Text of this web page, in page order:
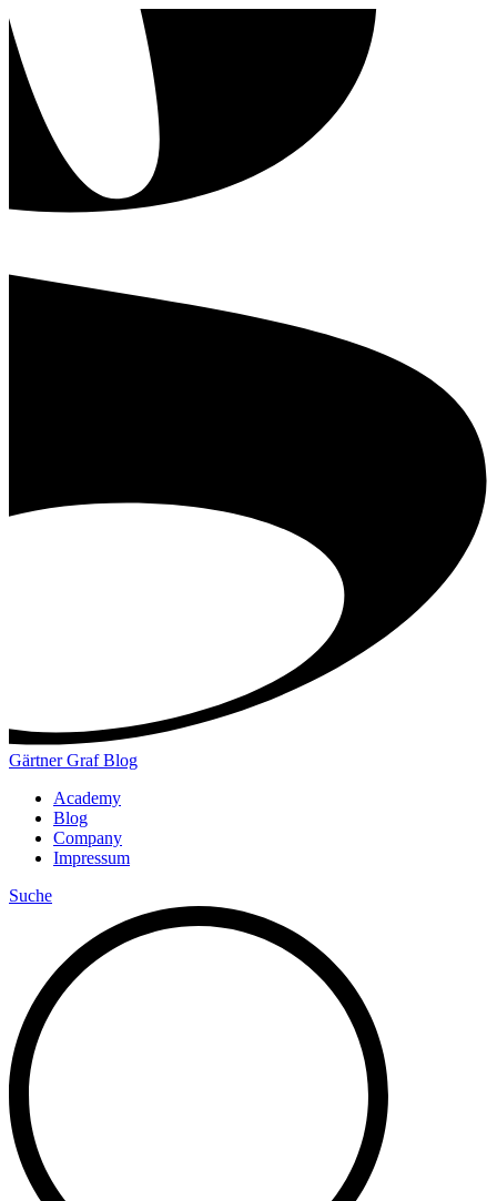
Gärtner Graf Blog
Academy
Blog
Company
Impressum
Suche